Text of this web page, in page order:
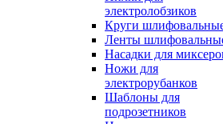
электролобзиков
Круги
Ленты
Насадки для
Ножи для
электрорубанков
Шаблоны для
подрозетников